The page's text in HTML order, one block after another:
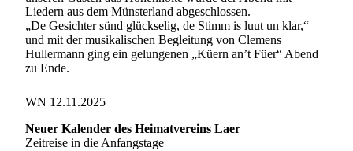
Liedern aus dem Münsterland abgeschlossen.
„De Gesichter sünd glückselig, de Stimm is luut un klar,“
und mit der musikalischen Begleitung von Clemens
Hullermann ging ein gelungenen „Küern an’t Füer“ Abend
zu Ende.
WN 12.11.2025
Neuer Kalender des Heimatvereins Laer
Zeitreise in die Anfangstage